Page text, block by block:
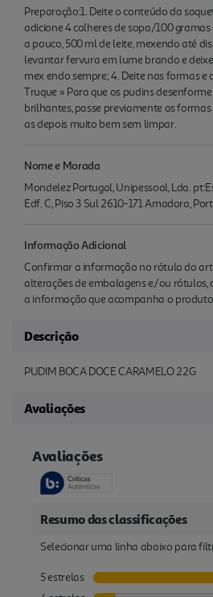
Preparação:1. Deite o conteúdo da
adicione 4 colheres de sopa/100 gramas
a pouco, 500 ml de leite, mexendo até
levantar fervura em lume brando e
mex endo sempre; 4. Deite nas formas e
Truque » Para que os pudins
brilhantes, passe previamente as
as depois muito bem sem limpar.
Nome e Morada
Mondelez Portugal, Unipessoal, Lda.
Edf. C, Piso 3 Sul 2610-171 Amadora,
Informação Adicional
Confirmar a informação no rótulo do
alterações de embalagens e/ou rótulos,
a informação que acompanha o produto
Descrição
PUDIM BOCA DOCE CARAMELO 22G
Avaliações